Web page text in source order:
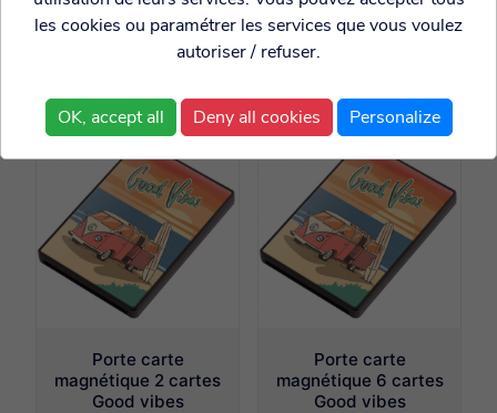
cm
cm
Porte carte
magnétique 2 cartes
Good vibes
Porte carte
magnétique 6 cartes
Good vibes
les cookies ou paramétrer les services que vous voulez
autoriser / refuser.
OK, accept all Deny all cookies Personalize